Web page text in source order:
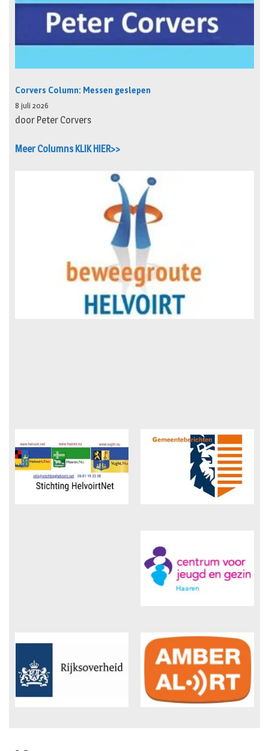
Corvers Column: Messen geslepen
8 juli 2026
door Peter Corvers
Meer Columns KLIK HIER>>